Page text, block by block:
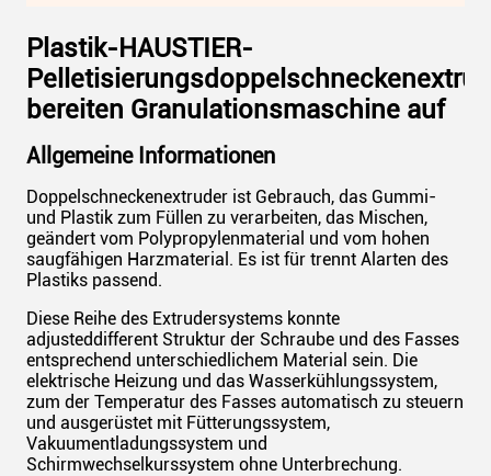
Plastik-HAUSTIER-
bereiten Granulationsmaschine auf
Allgemeine Informationen
Doppelschneckenextruder ist Gebrauch, das Gummi-
und Plastik zum Füllen zu verarbeiten, das Mischen,
geändert vom Polypropylenmaterial und vom hohen
saugfähigen Harzmaterial. Es ist für trennt Alarten des
Plastiks passend.
Diese Reihe des Extrudersystems konnte
adjusteddifferent Struktur der Schraube und des Fasses
entsprechend unterschiedlichem Material sein. Die
elektrische Heizung und das Wasserkühlungssystem,
zum der Temperatur des Fasses automatisch zu steuern
und ausgerüstet mit Fütterungssystem,
Vakuumentladungssystem und
Schirmwechselkurssystem ohne Unterbrechung.